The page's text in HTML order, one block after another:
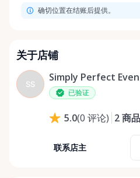
确切位置在结账后提供。
关于店铺
SS
Simply Perfect
已验证
5.0(0 评论) 2商品
联系店主